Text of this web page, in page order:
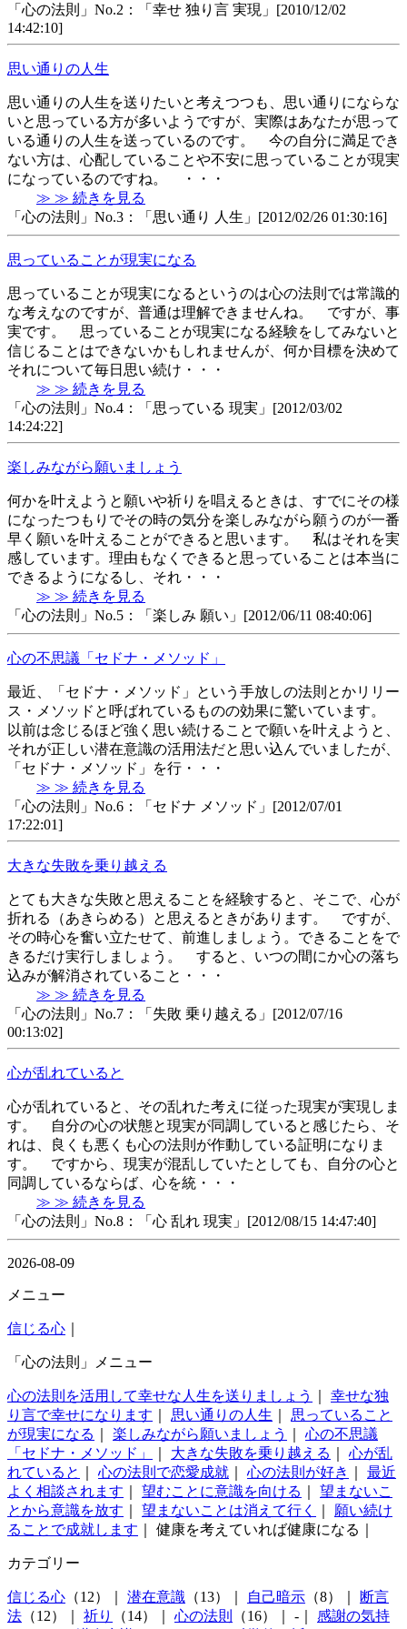
「心の法則」No.2：「幸せ 独り言 実現」[2010/12/02
14:42:10]
思い通りの人生
思い通りの人生を送りたいと考えつつも、思い通りにならな
いと思っている方が多いようですが、実際はあなたが思って
いる通りの人生を送っているのです。 今の自分に満足でき
ない方は、心配していることや不安に思っていることが現実
になっているのですね。 ・・・
≫ ≫ 続きを見る
「心の法則」No.3：「思い通り 人生」[2012/02/26 01:30:16]
思っていることが現実になる
思っていることが現実になるというのは心の法則では常識的
な考えなのですが、普通は理解できませんね。 ですが、事
実です。 思っていることが現実になる経験をしてみないと
信じることはできないかもしれませんが、何か目標を決めて
それについて毎日思い続け・・・
≫ ≫ 続きを見る
「心の法則」No.4：「思っている 現実」[2012/03/02
14:24:22]
楽しみながら願いましょう
何かを叶えようと願いや祈りを唱えるときは、すでにその様
になったつもりでその時の気分を楽しみながら願うのが一番
早く願いを叶えることができると思います。 私はそれを実
感しています。理由もなくできると思っていることは本当に
できるようになるし、それ・・・
≫ ≫ 続きを見る
「心の法則」No.5：「楽しみ 願い」[2012/06/11 08:40:06]
心の不思議「セドナ・メソッド」
最近、「セドナ・メソッド」という手放しの法則とかリリー
ス・メソッドと呼ばれているものの効果に驚いています。
以前は念じるほど強く思い続けることで願いを叶えようと、
それが正しい潜在意識の活用法だと思い込んでいましたが、
「セドナ・メソッド」を行・・・
≫ ≫ 続きを見る
「心の法則」No.6：「セドナ メソッド」[2012/07/01
17:22:01]
大きな失敗を乗り越える
とても大きな失敗と思えることを経験すると、そこで、心が
折れる（あきらめる）と思えるときがあります。 ですが、
その時心を奮い立たせて、前進しましょう。できることをで
きるだけ実行しましょう。 すると、いつの間にか心の落ち
込みが解消されていること・・・
≫ ≫ 続きを見る
「心の法則」No.7：「失敗 乗り越える」[2012/07/16
00:13:02]
心が乱れていると
心が乱れていると、その乱れた考えに従った現実が実現しま
す。 自分の心の状態と現実が同調していると感じたら、そ
れは、良くも悪くも心の法則が作動している証明になりま
す。 ですから、現実が混乱していたとしても、自分の心と
同調しているならば、心を統・・・
≫ ≫ 続きを見る
「心の法則」No.8：「心 乱れ 現実」[2012/08/15 14:47:40]
2026-08-09
メニュー
信じる心
「心の法則」メニュー
心の法則を活用して幸せな人生を送りましょう
幸せな独
り言で幸せになります
思い通りの人生
思っていること
が現実になる
楽しみながら願いましょう
心の不思議
「セドナ・メソッド」
大きな失敗を乗り越える
心が乱
れていると
心の法則で恋愛成就 心の法則が好き
最近
よく相談されます
望むことに意識を向ける
望まないこ
とから意識を放す
望まないことは消えて行く
願い続け
ることで成就します ｜ 健康を考えていれば健康になる｜
カテゴリー
信じる心 （12）｜ 潜在意識 （13）｜ 自己暗示 （8）｜
断言
法 （12）｜ 祈り （14）｜ 心の法則 （16）｜ -｜ 感謝の気持